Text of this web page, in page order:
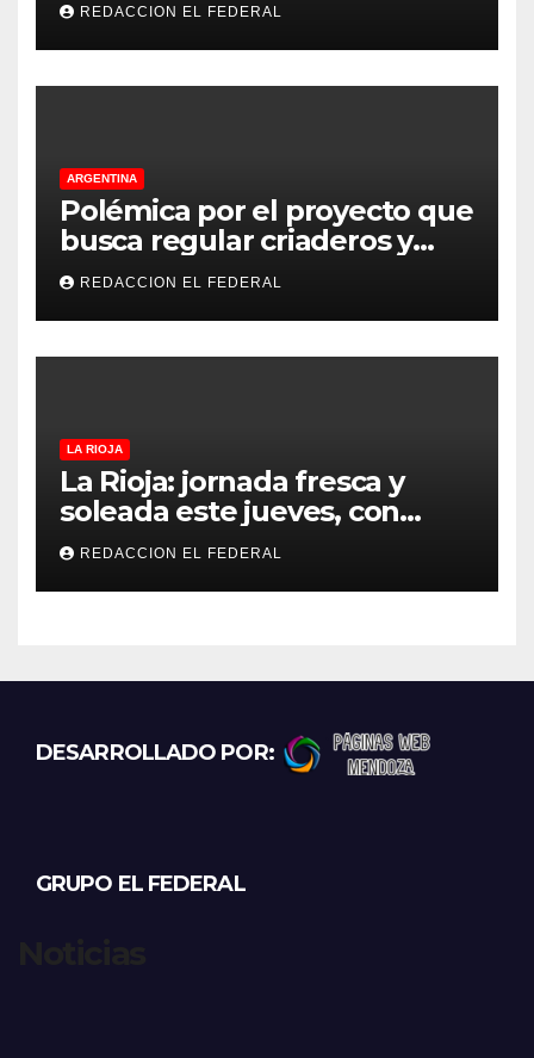
principales puntos
REDACCION EL FEDERAL
ARGENTINA
Polémica por el proyecto que
busca regular criaderos y
refugios de perros y gatos:
denuncian excesos, mientras
proteccionistas reclaman
controles más duros
REDACCION EL FEDERAL
LA RIOJA
La Rioja: jornada fresca y
soleada este jueves, con
temperaturas estables para
el viernes
REDACCION EL FEDERAL
DESARROLLADO POR:
GRUPO EL FEDERAL